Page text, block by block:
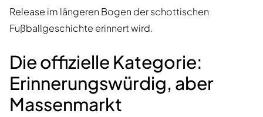
Release im längeren Bogen der schottischen
Fußballgeschichte erinnert wird.
Die offizielle Kategorie:
Erinnerungswürdig, aber
Massenmarkt